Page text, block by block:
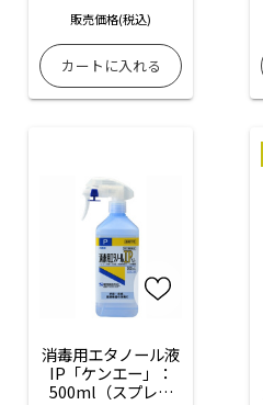
販売価格(税込)
消毒用エタノール液
IP「ケンエー」：
500ml（スプレー